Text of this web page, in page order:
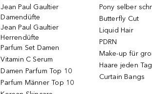
Jean Paul Gaultier
Damendüfte
Jean Paul Gaultier
Herrendüfte
Parfum Set Damen
Vitamin C Serum
Damen Parfum Top 10
Parfum Männer Top 10
Pony selber
Butterfly Cut
Liquid Hair
PDRN
Make-up für
Haare jeden
Curtain Bangs